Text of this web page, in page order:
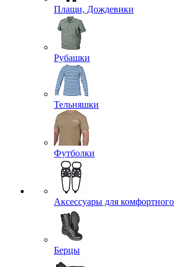
Плащи, Дождевики
Рубашки
Тельняшки
Футболки
Аксессуары для
Берцы